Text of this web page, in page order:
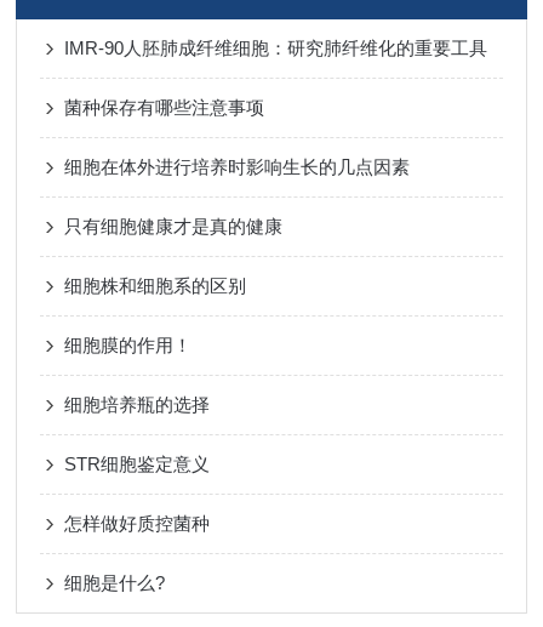
IMR-90人胚肺成纤维细胞：研究肺纤维化的重要工具
菌种保存有哪些注意事项
细胞在体外进行培养时影响生长的几点因素
只有细胞健康才是真的健康
细胞株和细胞系的区别
细胞膜的作用！
细胞培养瓶的选择
STR细胞鉴定意义
怎样做好质控菌种
细胞是什么?